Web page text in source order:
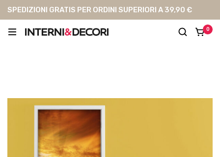
SPEDIZIONI GRATIS PER ORDINI SUPERIORI A 39,90 €
0